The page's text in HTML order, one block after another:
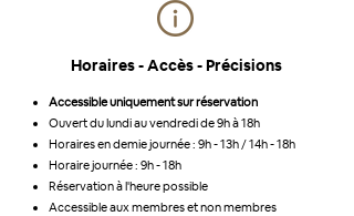
Horaires - Accès - Précisions
Accessible uniquement sur réservation
Ouvert du lundi au vendredi de 9h à 18h
Horaires en demie journée : 9h - 13h / 14h - 18h
Horaire journée : 9h - 18h
Réservation à l'heure possible
Accessible aux membres et non membres